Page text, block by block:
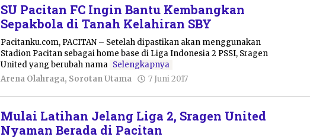
SU Pacitan FC Ingin Bantu Kembangkan
Sepakbola di Tanah Kelahiran SBY
Pacitanku.com, PACITAN – Setelah dipastikan akan menggunakan
Stadion Pacitan sebagai home base di Liga Indonesia 2 PSSI, Sragen
United yang berubah nama Selengkapnya
Arena Olahraga, Sorotan Utama 7 Juni 2017
Mulai Latihan Jelang Liga 2, Sragen United
Nyaman Berada di Pacitan